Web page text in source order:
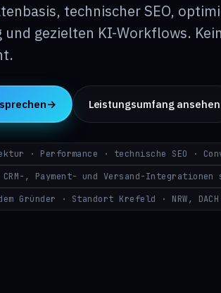
technischer SEO,
und gezielten KI-Workflows.
→ Leistungsumfang ansehen
· Performance · technische SEO ·
, Payment- und Versand-Integrationen
Gründer · Standort Krefeld · NRW, DACH